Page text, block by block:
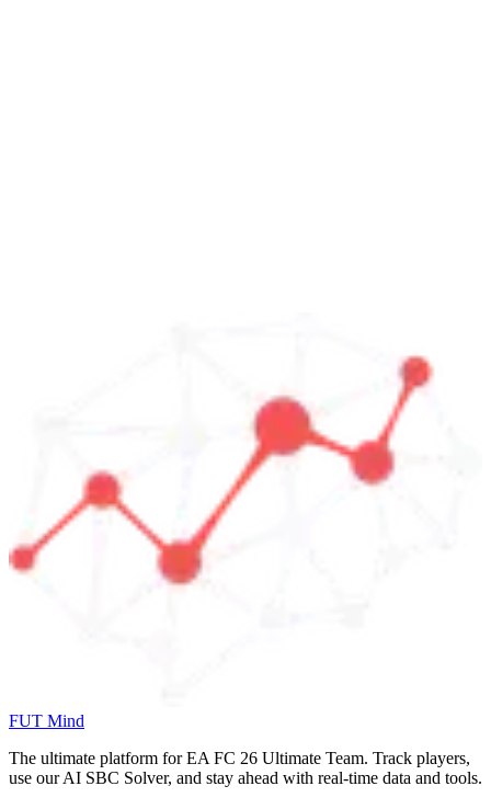
FUT Mind
The ultimate platform for EA FC 26 Ultimate Team. Track players,
use our AI SBC Solver, and stay ahead with real-time data and tools.